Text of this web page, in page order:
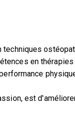
techniques
en
est